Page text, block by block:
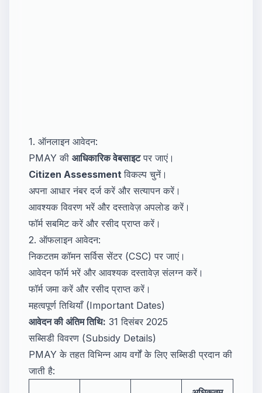
1. ऑनलाइन आवेदन:
PMAY की आधिकारिक वेबसाइटपर जाएं।
Citizen Assessmentविकल्प चुनें।
अपना आधार नंबर दर्ज करें और सत्यापन करें।
आवश्यक विवरण भरें और दस्तावेज़ अपलोड करें।
फॉर्म सबमिट करें और रसीद प्राप्त करें।
2. ऑफलाइन आवेदन:
निकटतम कॉमन सर्विस सेंटर (CSC) पर जाएं।
आवेदन फॉर्म भरें और आवश्यक दस्तावेज़ संलग्न करें।
फॉर्म जमा करें और रसीद प्राप्त करें।
महत्वपूर्ण तिथियाँ (Important Dates)
आवेदन की अंतिम तिथि: 31 दिसंबर 2025
सब्सिडी विवरण (Subsidy Details)
PMAY के तहत विभिन्न आय वर्गों के लिए सब्सिडी प्रदान की
जाती है: